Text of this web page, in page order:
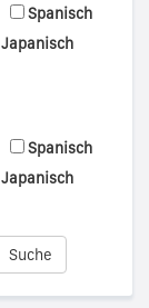
Spanisch
Japanisch
Spanisch
Japanisch
Suche